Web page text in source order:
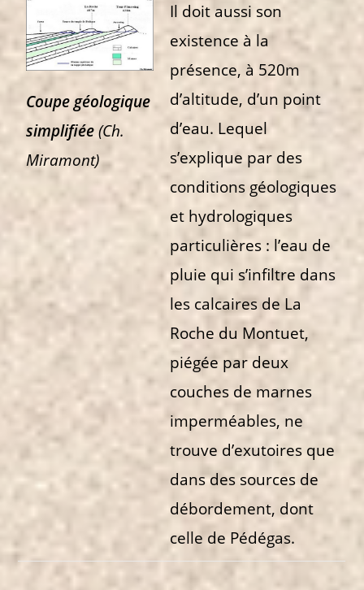
Coupe géologique
simplifiée (Ch.
Miramont)
Il doit aussi son
existence à la
présence, à 520m
d’altitude, d’un point
d’eau. Lequel
s’explique par des
conditions géologiques
et hydrologiques
particulières : l’eau de
pluie qui s’infiltre dans
les calcaires de La
Roche du Montuet,
piégée par deux
couches de marnes
imperméables, ne
trouve d’exutoires que
dans des sources de
débordement, dont
celle de Pédégas.